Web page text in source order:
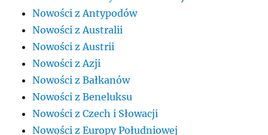
Nowości z Antypodów
Nowości z Australii
Nowości z Austrii
Nowości z Azji
Nowości z Bałkanów
Nowości z Beneluksu
Nowości z Czech i Słowacji
Nowości z Europy Południowej